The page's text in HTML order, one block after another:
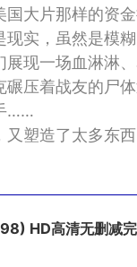
大片那样的资
实，虽然是模
现一场血淋淋
压着战友的尸
……
塑造了太多东西
HD高清无删减完